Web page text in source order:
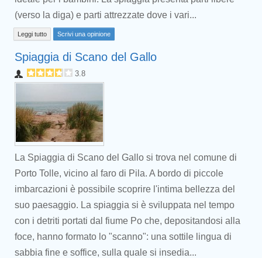
(verso la diga) e parti attrezzate dove i vari...
Leggi tutto Scrivi una opinione
Spiaggia di Scano del Gallo
3.8
La Spiaggia di Scano del Gallo si trova nel comune di
Porto Tolle, vicino al faro di Pila. A bordo di piccole
imbarcazioni è possibile scoprire l'intima bellezza del
suo paesaggio. La spiaggia si è sviluppata nel tempo
con i detriti portati dal fiume Po che, depositandosi alla
foce, hanno formato lo "scanno": una sottile lingua di
sabbia fine e soffice, sulla quale si insedia...